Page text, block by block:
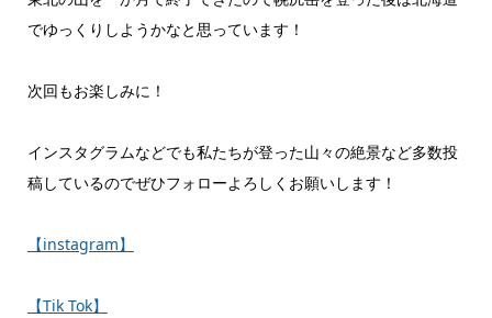
でゆっくりしようかなと思っています！
次回もお楽しみに！
インスタグラムなどでも私たちが登った山々の絶景など多数投
稿しているのでぜひフォローよろしくお願いします！
【instagram】
【Tik Tok】